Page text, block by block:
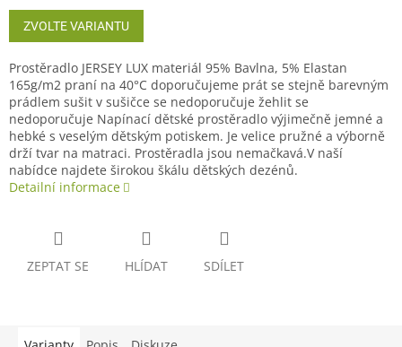
Měrná
cena:
ZVOLTE VARIANTU
Prostěradlo JERSEY LUX materiál 95% Bavlna, 5% Elastan
165g/m2 praní na 40°C doporučujeme prát se stejně barevným
prádlem sušit v sušičce se nedoporučuje žehlit se
nedoporučuje Napínací dětské prostěradlo výjimečně jemné a
hebké s veselým dětským potiskem. Je velice pružné a výborně
drží tvar na matraci. Prostěradla jsou nemačkavá.V naší
nabídce najdete širokou škálu dětských dezénů.
Detailní informace
ZEPTAT SE HLÍDAT SDÍLET